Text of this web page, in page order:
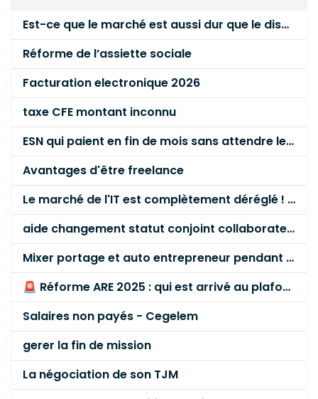
Est-ce que le marché est aussi dur que le disent les commerciaux ?
Réforme de l’assiette sociale
Facturation electronique 2026
taxe CFE montant inconnu
ESN qui paient en fin de mois sans attendre le paiement client ?
Avantages d'être freelance
Le marché de l'IT est complètement déréglé ! STOP à cette mascarade ! Il faut s'unir et résister !
aide changement statut conjoint collaborateur
Mixer portage et auto entrepreneur pendant des années - quel risque ?
🚨 Réforme ARE 2025 : qui est arrivé au plafond des 60 % en gardant son entreprise ?
Salaires non payés - Cegelem
gerer la fin de mission
La négociation de son TJM